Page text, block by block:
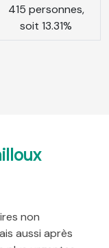
415 personnes,
soit 13.31%
non
aussi après